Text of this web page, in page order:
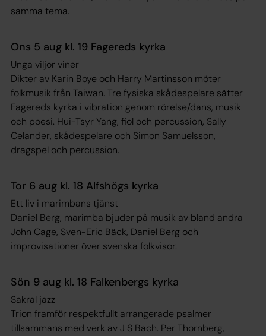
samma tema.
Ons 5 aug kl. 19 Fagereds kyrka
Unga viljor viner
Dikter av Karin Boye och Harry Martinsson möter
folkmusik från Taiwan. Tre fysiska skådespelare sätter
Fagereds kyrka i vibration genom rörelse/dans, musik
och poesi. Hui-Tsyr Yang, fiol och percussion, Sally
Celander, skådespelare och Simon Samuelsson,
dragspel och percussion.
Tor 6 aug kl. 18 Alfshögs kyrka
Ett liv i marimbans tjänst
Daniel Berg, marimba bjuder på musik av bland andra
John Cage, Sven-Eric Bäck, Daniel Berg och
improvisationer över svenska folkvisor.
Sön 9 aug kl. 18 Falkenbergs kyrka
Sakral jazz
Trion framför respektfullt arrangerade psalmer
tillsammans med verk av J S Bach. Per Thornberg,